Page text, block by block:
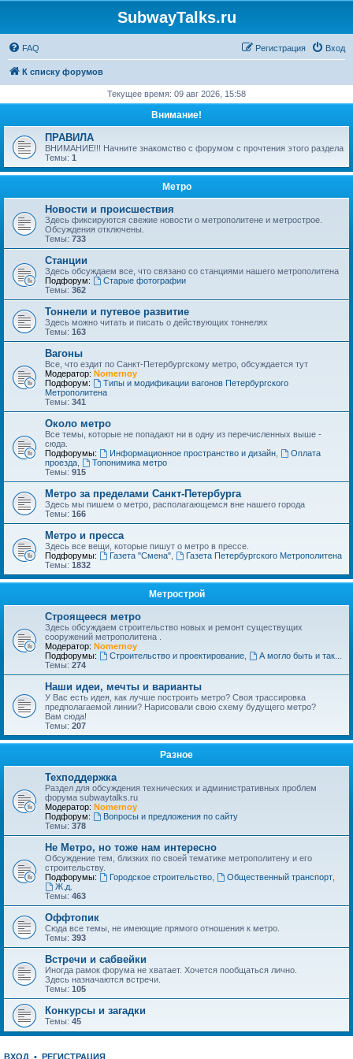
SubwayTalks.ru
FAQ Вход
Регистрация
К списку форумов
Текущее время: 09 авг 2026, 15:58
Внимание!
ПРАВИЛА
ВНИМАНИЕ!!! Начните знакомство с форумом с прочтения этого раздела
Темы: 1
Метро
Новости и происшествия
Здесь фиксируются свежие новости о метрополитене и метрострое.
Обсуждения отключены.
Темы: 733
Станции
Здесь обсуждаем все, что связано со станциями нашего метрополитена
Подфорум:
Старые фотографии
Темы: 362
Тоннели и путевое развитие
Здесь можно читать и писать о действующих тоннелях
Темы: 163
Вагоны
Все, что ездит по Санкт-Петербургскому метро, обсуждается тут
Модератор: Nomernoy
Подфорум:
Типы и модификации вагонов Петербургского
Метрополитена
Темы: 341
Около метро
Все темы, которые не попадают ни в одну из перечисленных выше -
сюда.
Подфорумы:
Информационное пространство и дизайн,
Оплата
проезда
Топонимика метро
Темы: 915
Метро за пределами Санкт-Петербурга
Здесь мы пишем о метро, располагающемся вне нашего города
Темы: 166
Метро и пресса
Здесь все вещи, которые пишут о метро в прессе.
Подфорумы:
Газета "Смена",
Газета Петербургского Метрополитена
Темы: 1832
Метрострой
Строящееся метро
Здесь обсуждаем строительство новых и ремонт существущих
сооружений метрополитена .
Модератор: Nomernoy
Подфорумы:
Строительство и проектирование,
А могло быть и так...
Темы: 274
Наши идеи, мечты и варианты
У Вас есть идея, как лучше построить метро? Своя трассировка
предполагаемой линии? Нарисовали свою схему будущего метро?
Вам сюда!
Темы: 207
Разное
Техподдержка
Раздел для обсуждения технических и административных проблем
форума subwaytalks.ru
Модератор: Nomernoy
Подфорум:
Вопросы и предложения по сайту
Темы: 378
Не Метро, но тоже нам интересно
Обсуждение тем, близких по своей тематике метрополитену и его
строительству.
Подфорумы:
Городское строительство, Общественный транспорт,
Ж.д.
Темы: 463
Оффтопик
Сюда все темы, не имеющие прямого отношения к метро.
Темы: 393
Встречи и сабвейки
Иногда рамок форума не хватает. Хочется пообщаться лично.
Здесь назначаются встречи.
Темы: 105
Конкурсы и загадки
Темы: 45
ВХОД • РЕГИСТРАЦИЯ